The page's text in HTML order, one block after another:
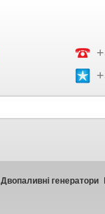
Двопаливні генератори